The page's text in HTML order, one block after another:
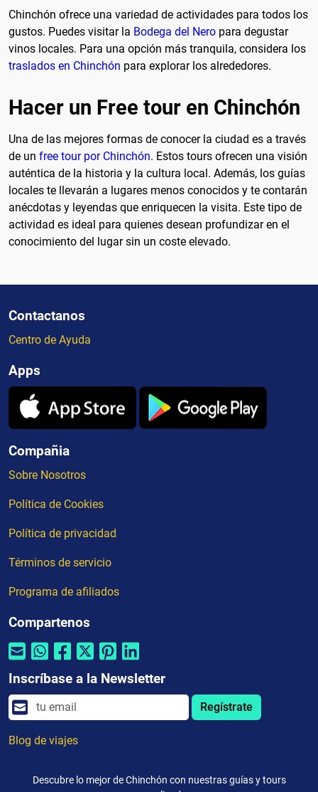
Chinchón ofrece una variedad de actividades para todos los
gustos. Puedes visitar la Bodega del Nero para degustar
vinos locales. Para una opción más tranquila, considera los
traslados en Chinchón para explorar los alrededores.
Hacer un Free tour en Chinchón
Una de las mejores formas de conocer la ciudad es a través
de un free tour por Chinchón. Estos tours ofrecen una visión
auténtica de la historia y la cultura local. Además, los guías
locales te llevarán a lugares menos conocidos y te contarán
anécdotas y leyendas que enriquecen la visita. Este tipo de
actividad es ideal para quienes desean profundizar en el
conocimiento del lugar sin un coste elevado.
Contactanos
Centro de Ayuda
Apps
Compañia
Sobre Nosotros
Política de Cookies
Política de privacidad
Términos de servicio
Programa de afiliados
Compartenos
Inscríbase a la Newsletter
Regístrate
Blog de viajes
Descubre lo mejor de Chinchón con nuestras guías y tours